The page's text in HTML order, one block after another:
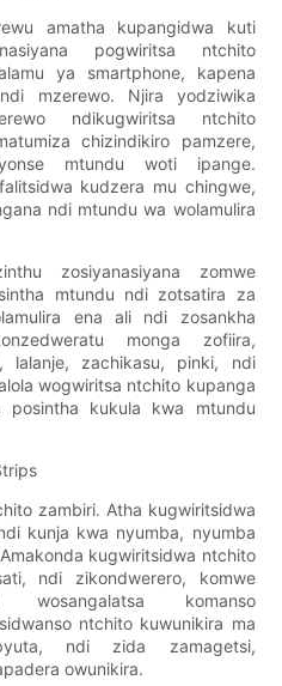
amatha kupangidwa kuti
pogwiritsa ntchito
ya smartphone, kapena
mzerewo. Njira yodziwika
ndikugwiritsa ntchito
chizindikiro pamzere,
mtundu woti ipange.
kudzera mu chingwe,
ndi mtundu wa wolamulira
zosiyanasiyana zomwe
mtundu ndi zotsatira za
ena ali ndi zosankha
monga zofiira,
lalanje, zachikasu, pinki, ndi
wogwiritsa ntchito kupanga
posintha kukula kwa mtundu
zambiri. Atha kugwiritsidwa
kunja kwa nyumba, nyumba
kugwiritsidwa ntchito
ndi zikondwerero, komwe
wosangalatsa komanso
ntchito kuwunikira ma
ndi zida zamagetsi,
owunikira.